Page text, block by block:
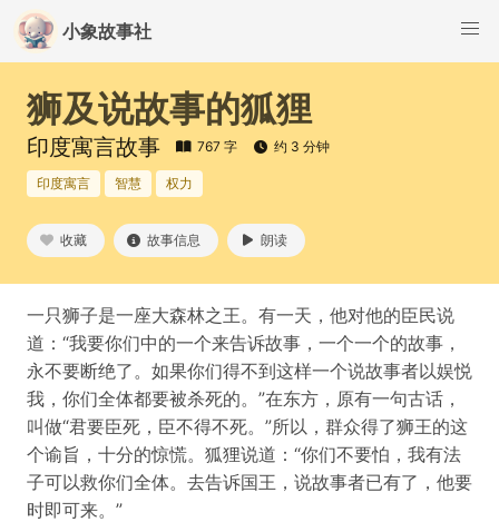
小象故事社
狮及说故事的狐狸
印度寓言故事 767 字 约 3 分钟
印度寓言 智慧 权力
收藏 故事信息 朗读
一只狮子是一座大森林之王。有一天，他对他的臣民说
道：“我要你们中的一个来告诉故事，一个一个的故事，
永不要断绝了。如果你们得不到这样一个说故事者以娱悦
我，你们全体都要被杀死的。”在东方，原有一句古话，
叫做“君要臣死，臣不得不死。”所以，群众得了狮王的这
个谕旨，十分的惊慌。狐狸说道：“你们不要怕，我有法
子可以救你们全体。去告诉国王，说故事者已有了，他要
时即可来。”